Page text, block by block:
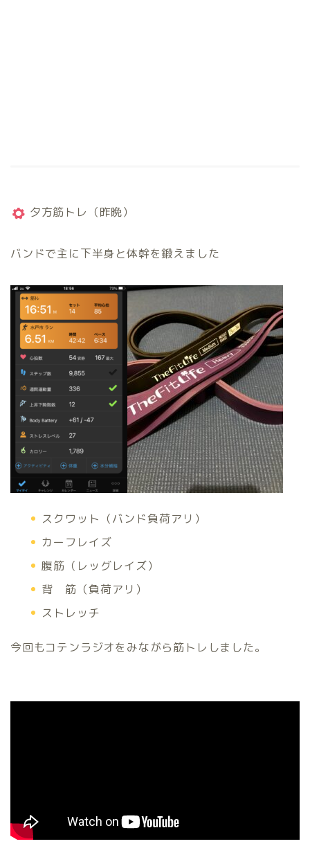
夕方筋トレ（昨晩）
バンドで主に下半身と体幹を鍛えました
スクワット（バンド負荷アリ）
カーフレイズ
腹筋（レッグレイズ）
背 筋（負荷アリ）
ストレッチ
今回もコテンラジオをみながら筋トレしました。